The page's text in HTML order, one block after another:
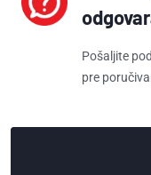
Pošaljite
pre